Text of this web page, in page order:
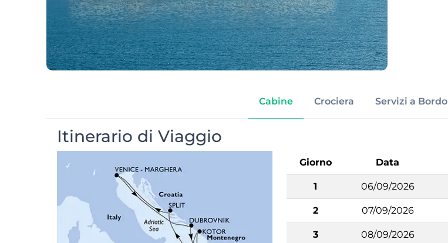
Cabine Crociera Servizi a Bordo
Itinerario di Viaggio
Giorno Data
1 06/09/2026
2 07/09/2026
3 08/09/2026